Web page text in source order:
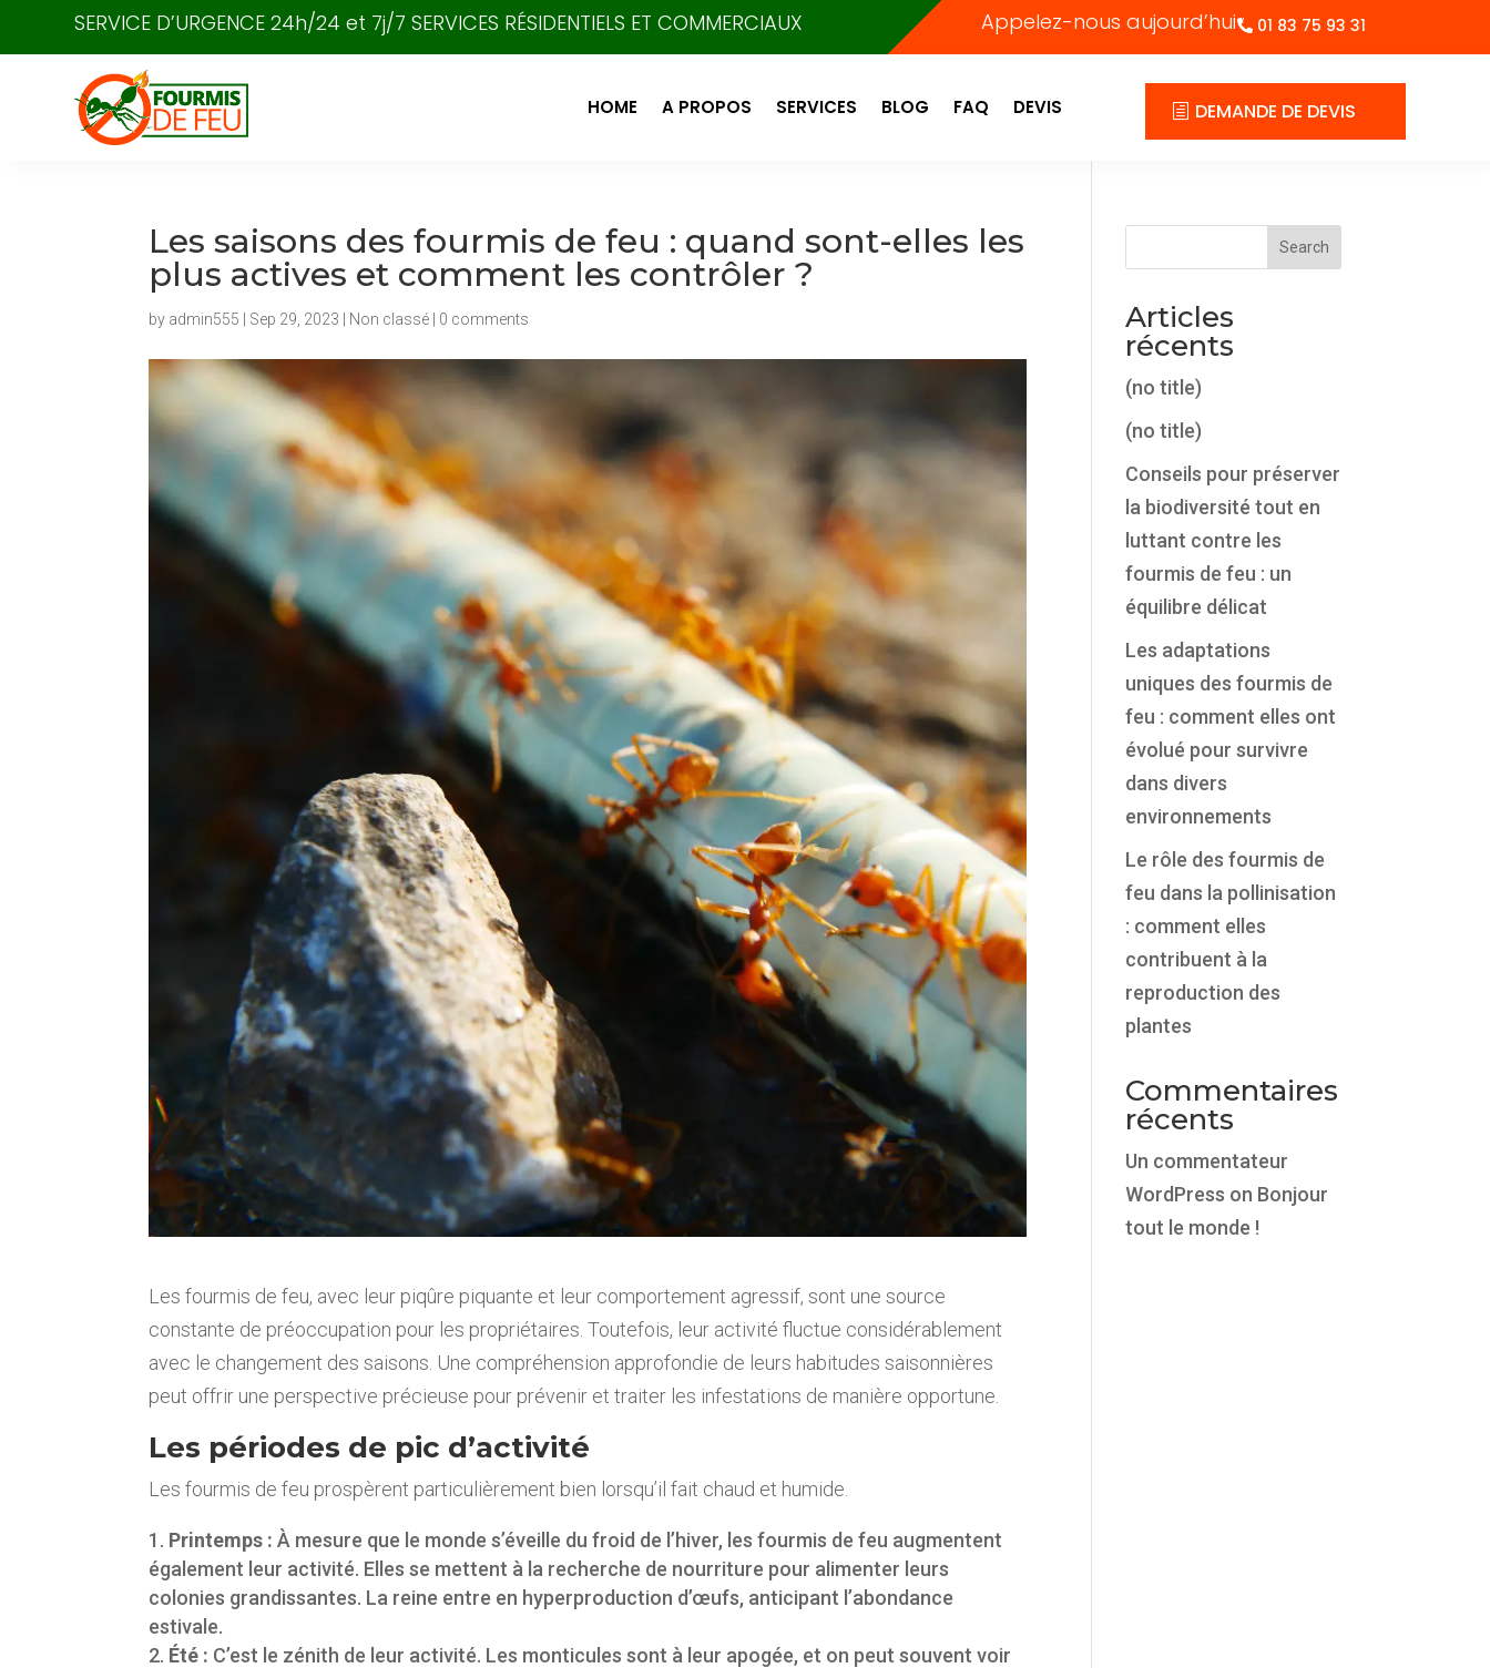
SERVICE D’URGENCE 24h/24 et 7j/7 SERVICES RÉSIDENTIELS ET COMMERCIAUX Appelez-nous aujourd’hui : 01 83 75 93 31
HOME A PROPOS SERVICES BLOG FAQ DEVIS DEMANDE DE DEVIS
Les saisons des fourmis de feu : quand sont-elles les
plus actives et comment les contrôler ?
by admin555 Sep 29, 2023 Non classé 0 comments
Les fourmis de feu, avec leur piqûre piquante et leur comportement agressif, sont une source
constante de préoccupation pour les propriétaires. Toutefois, leur activité fluctue considérablement
avec le changement des saisons. Une compréhension approfondie de leurs habitudes saisonnières
peut offrir une perspective précieuse pour prévenir et traiter les infestations de manière opportune.
Les périodes de pic d’activité
Les fourmis de feu prospèrent particulièrement bien lorsqu’il fait chaud et humide.
Printemps : À mesure que le monde s’éveille du froid de l’hiver, les fourmis de feu augmentent
également leur activité. Elles se mettent à la recherche de nourriture pour alimenter leurs
colonies grandissantes. La reine entre en hyperproduction d’œufs, anticipant l’abondance
estivale.
Été : C’est le zénith de leur activité. Les monticules sont à leur apogée, et on peut souvent voir
Search
Articles
récents
(no title)
(no title)
Conseils pour préserver
la biodiversité tout en
luttant contre les
fourmis de feu : un
équilibre délicat
Les adaptations
uniques des fourmis de
feu : comment elles ont
évolué pour survivre
dans divers
environnements
Le rôle des fourmis de
feu dans la pollinisation
: comment elles
contribuent à la
reproduction des
plantes
Commentaires
récents
Un commentateur
WordPress on Bonjour
tout le monde !